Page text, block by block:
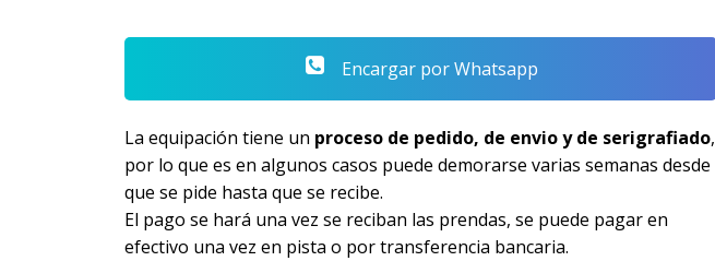
Encargar por Whatsapp
La equipación tiene un proceso de pedido, de envio y de serigrafiado,
por lo que es en algunos casos puede demorarse varias semanas desde
que se pide hasta que se recibe.
El pago se hará una vez se reciban las prendas, se puede pagar en
efectivo una vez en pista o por transferencia bancaria.